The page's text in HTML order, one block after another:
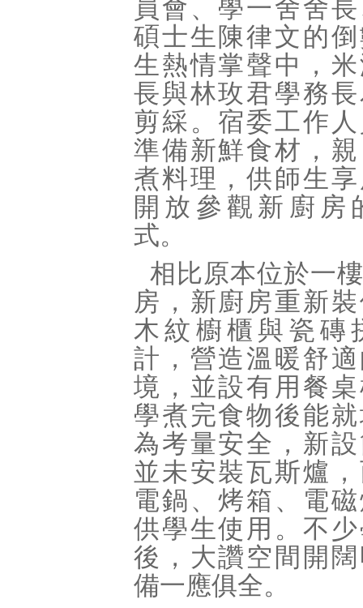
員會、學一舍舍
碩士生陳律文的
生熱情掌聲中，
長與林玫君學務
剪綵。宿委工作
準備新鮮食材，
煮料理，供師生
開放參觀新廚房
式。
相比原本位於一
房，新廚房重新
木紋櫥櫃與瓷磚
計，營造溫暖舒
境，並設有用餐
學煮完食物後能
為考量安全，新
並未安裝瓦斯爐
電鍋、烤箱、電
供學生使用。不
後，大讚空間開
備一應俱全。